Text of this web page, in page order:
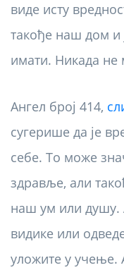
виде исту
такође наш дом и
имати. Никада не
Ангел број 414,
сугерише да је
себе. То може
здравље, али
наш ум или
видике или
уложите у учење.